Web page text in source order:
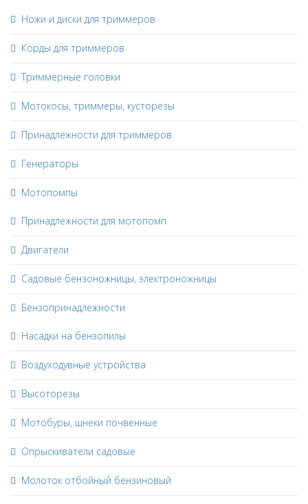
Ножи и диски для триммеров
Корды для триммеров
Триммерные головки
Мотокосы, триммеры, кусторезы
Принадлежности для триммеров
Генераторы
Мотопомпы
Принадлежности для мотопомп
Двигатели
Садовые бензоножницы, электроножницы
Бензопринадлежности
Насадки на бензопилы
Воздуходувные устройства
Высоторезы
Мотобуры, шнеки почвенные
Опрыскиватели садовые
Молоток отбойный бензиновый